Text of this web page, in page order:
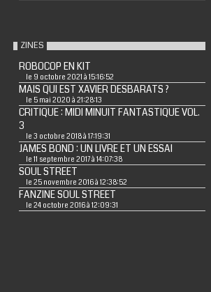
ZINES
ROBOCOP EN KIT
le 9 octobre 2021 à 15:16:52
MAIS QUI EST XAVIER DESBARATS ?
le 5 mai 2020 à 21:28:13
CRITIQUE : MIDI MINUIT FANTASTIQUE VOL.
3
le 3 octobre 2018 à 17:19:31
JAMES BOND : UN LIVRE ET UN ESSAI
le 11 septembre 2017 à 14:07:38
SOUL STREET
le 25 novembre 2016 à 12:38:52
FANZINE SOUL STREET
le 24 octobre 2016 à 12:09:31